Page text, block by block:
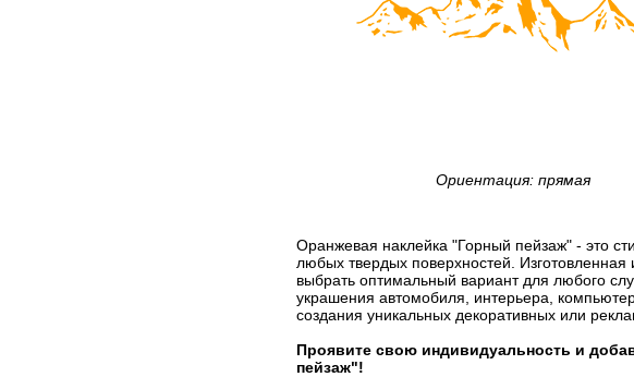
Ориентация: прямая
Оранжевая наклейка "Горный пейзаж" - это
любых твердых поверхностей. Изготовленная
выбрать оптимальный вариант для любого
украшения автомобиля, интерьера,
создания уникальных декоративных или
Проявите свою индивидуальность и
пейзаж"!